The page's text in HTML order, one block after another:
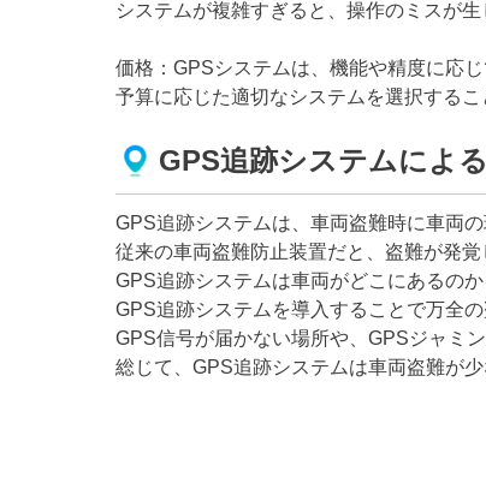
システムが複雑すぎると、操作のミスが生
価格：GPSシステムは、機能や精度に応じ
予算に応じた適切なシステムを選択するこ
GPS追跡システムによ
GPS追跡システムは、車両盗難時に車両
従来の車両盗難防止装置だと、盗難が発
GPS追跡システムは車両がどこにあるの
GPS追跡システムを導入することで万全
GPS信号が届かない場所や、GPSジャミ
総じて、GPS追跡システムは車両盗難が